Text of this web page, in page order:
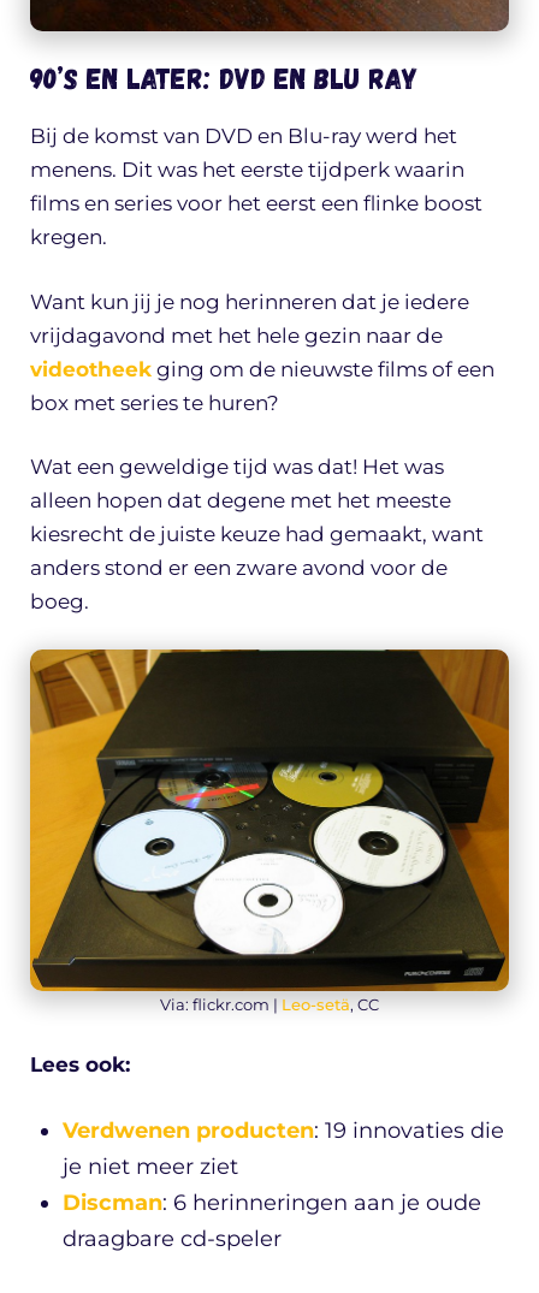
90’s en later: DVD en Blu Ray
Bij de komst van DVD en Blu-ray werd het
menens. Dit was het eerste tijdperk waarin
films en series voor het eerst een flinke boost
kregen.
Want kun jij je nog herinneren dat je iedere
vrijdagavond met het hele gezin naar de
videotheek ging om de nieuwste films of een
box met series te huren?
Wat een geweldige tijd was dat! Het was
alleen hopen dat degene met het meeste
kiesrecht de juiste keuze had gemaakt, want
anders stond er een zware avond voor de
boeg.
Via: flickr.com | Leo-setä, CC
Lees ook:
Verdwenen producten: 19 innovaties die
je niet meer ziet
Discman: 6 herinneringen aan je oude
draagbare cd-speler